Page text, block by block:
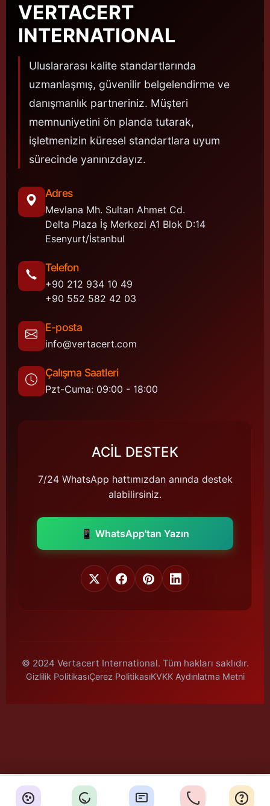
VERTACERT
INTERNATIONAL
Uluslararası kalite standartlarında
uzmanlaşmış, güvenilir belgelendirme ve
danışmanlık partneriniz. Müşteri
memnuniyetini ön planda tutarak,
işletmenizin küresel standartlara uyum
sürecinde yanınızdayız.
Adres
Mevlana Mh. Sultan Ahmet Cd.
Delta Plaza İş Merkezi A1 Blok D:14
Esenyurt/İstanbul
Telefon
+90 212 934 10 49
+90 552 582 42 03
E-posta
info@vertacert.com
Çalışma Saatleri
Pzt-Cuma: 09:00 - 18:00
ACİL DESTEK
7/24 WhatsApp hattımızdan anında destek
alabilirsiniz.
📱 WhatsApp'tan Yazın
© 2024 Vertacert International. Tüm hakları saklıdır.
Gizlilik PolitikasıÇerez PolitikasıKVKK Aydınlatma Metni